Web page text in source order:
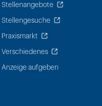
Stellenangebote
Stellengesuche
Praxismarkt
Verschiedenes
Anzeige aufgeben